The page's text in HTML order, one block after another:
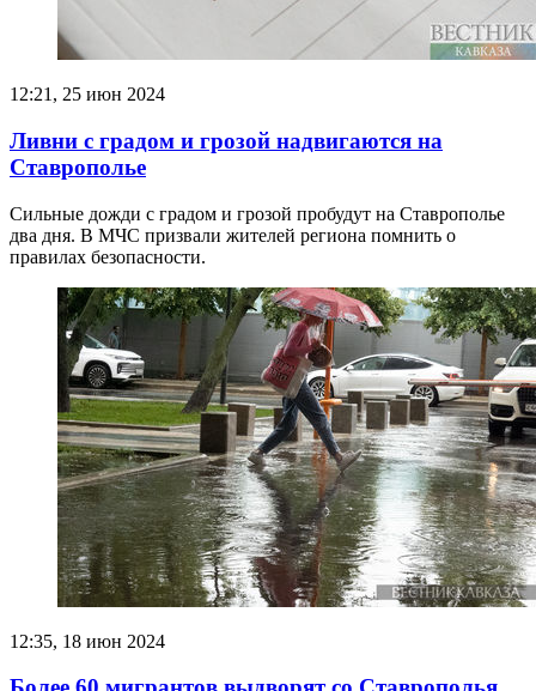
12:21, 25 июн 2024
Ливни с градом и грозой надвигаются на
Ставрополье
Сильные дожди с градом и грозой пробудут на Ставрополье
два дня. В МЧС призвали жителей региона помнить о
правилах безопасности.
12:35, 18 июн 2024